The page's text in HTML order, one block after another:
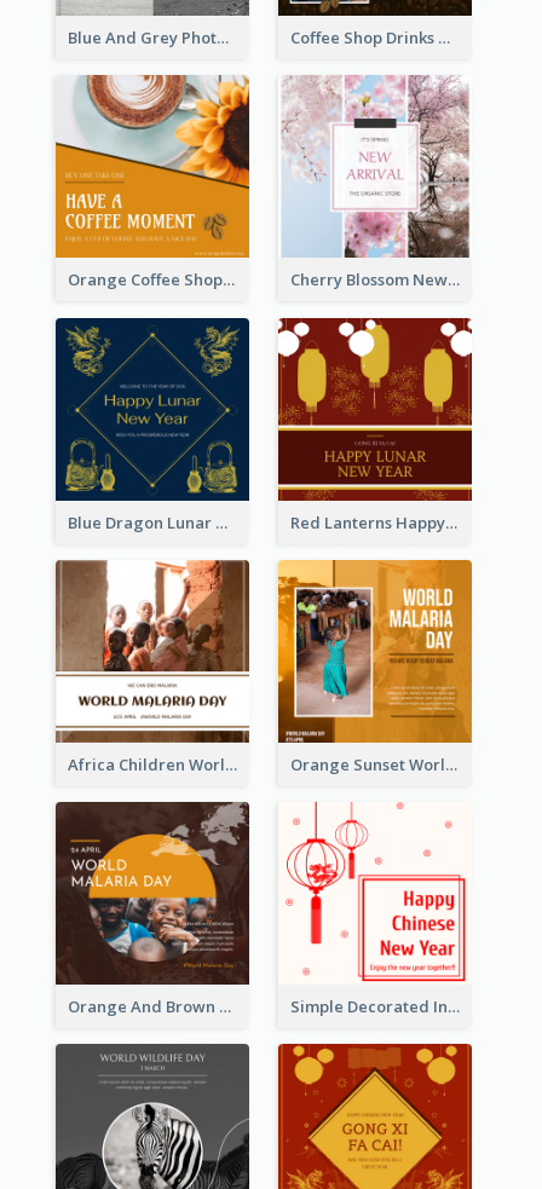
Blue And Grey Photo Grid Valentines Day Instagram Post Coffee Shop Drinks Discount Instagram Post
Orange Coffee Shop Instagram Post Cherry Blossom New Arrival Instagram Post
Blue Dragon Lunar New Year Instagram Post Red Lanterns Happy Lunar New Year Instagram Post
Africa Children World Malaria Day Instagram Post Orange Sunset World Malaria Day Instagram Post
Orange And Brown World Malaria Day Instagram Post Simple Decorated Instagram Post Of Chinese New Year